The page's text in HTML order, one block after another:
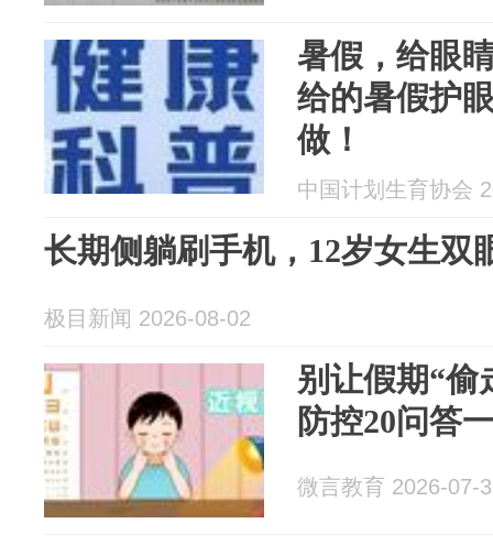
暑假，给眼
给的暑假护
做！
中国计划生育协会
长期侧躺刷手机，12岁女生双
极目新闻 2026-08-02
别让假期“偷
防控20问答
微言教育 2026-07-